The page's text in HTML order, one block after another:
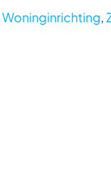
Woninginrichting,